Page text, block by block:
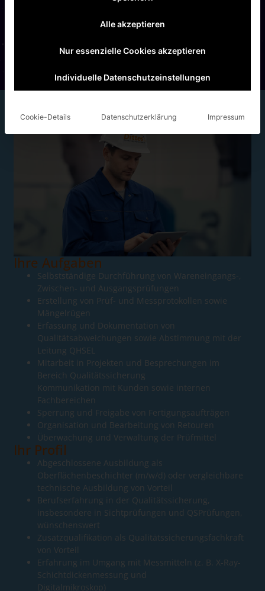
Branchen wie Luft- und Raumfahrt, Medizintechnik und
mit Erfahrung, der Freude an präziser Arbeit und technischen
Ihre Aufgaben​
Selbstständige Durchführung von Wareneingangs-,
Zwischen- und Ausgangsprüfungen
Erstellung von Prüf- und Messprotokollen sowie
Mängelrügen
Erfassung und Dokumentation von
Qualitätsabweichungen sowie Abstimmung mit der
Leitung QHSEL
Mitarbeit in Projekten und Besprechungen im
Bereich Qualitätssicherung
Kommunikation mit Kunden sowie internen
Fachbereichen
Sperrung und Freigabe von Fertigungsaufträgen
Organisation und Bearbeitung von Retouren
Überwachung und Verwaltung der Prüfmittel
Ihr Profil​
Abgeschlossene Ausbildung als
Oberflächenbeschichter (m/w/d) oder vergleichbare
technische Ausbildung von Vorteil
Berufserfahrung in der Qualitätssicherung,
insbesondere in Sichtprüfungen und QSPrüfungen,
wünschenswert
Zusatzqualifikation als Qualitätssicherungsfachkraft
von Vorteil
Erfahrung im Umgang mit Messmitteln (z. B. X-Ray-
Schichtdickenmessung und
Digitalmikroskop)
Alle akzeptieren
Nur essenzielle Cookies akzeptieren
Individuelle Datenschutzeinstellungen
Cookie-Details Datenschutzerklärung Impressum